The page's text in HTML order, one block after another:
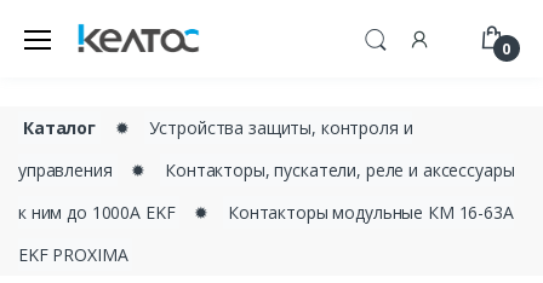
0
Каталог ✹
Устройства защиты, контроля и
управления
✹
Контакторы, пускатели, реле и аксессуары
к ним до 1000А EKF
✹
Контакторы модульные КМ 16-63А
EKF PROXIMA